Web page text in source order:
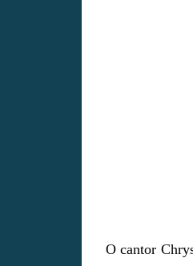
O cantor